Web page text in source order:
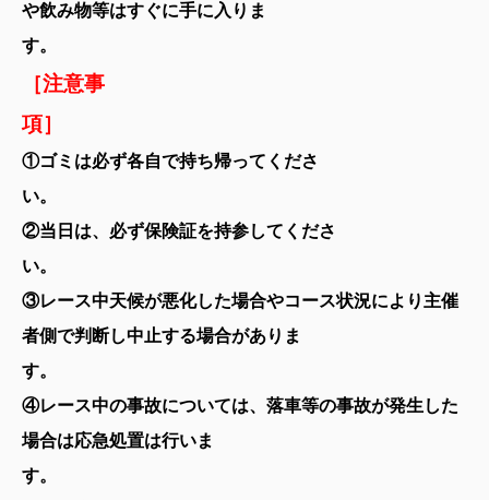
や飲み物等はすぐに手に入りま
す
［注意事
①ゴミは必ず各自で持ち帰ってくださ
②当日は、必ず保険証を持参してくださ
③レース中天候が悪化した場合やコース状況により主催
者側で判断し中止する場合がありま
す
④レース中の事故については、 落車等の事故が発生した
場合は応急処置は行いま
す